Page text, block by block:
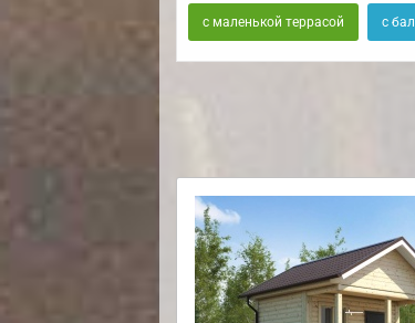
с маленькой террасой с